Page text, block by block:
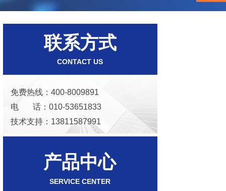
联系方式
CONTACT US
免费热线：400-8009891
电 话：010-53651833
技术支持：13811587991
邮 箱：keaoxinda@163.com
产品中心
SERVICE CENTER